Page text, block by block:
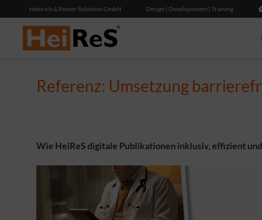
Heinrich & Reuter Solutions GmbH Design | Developement | Training
Referenz: Umsetzung
Wie HeiReS digitale Publikationen inklusiv, effizient